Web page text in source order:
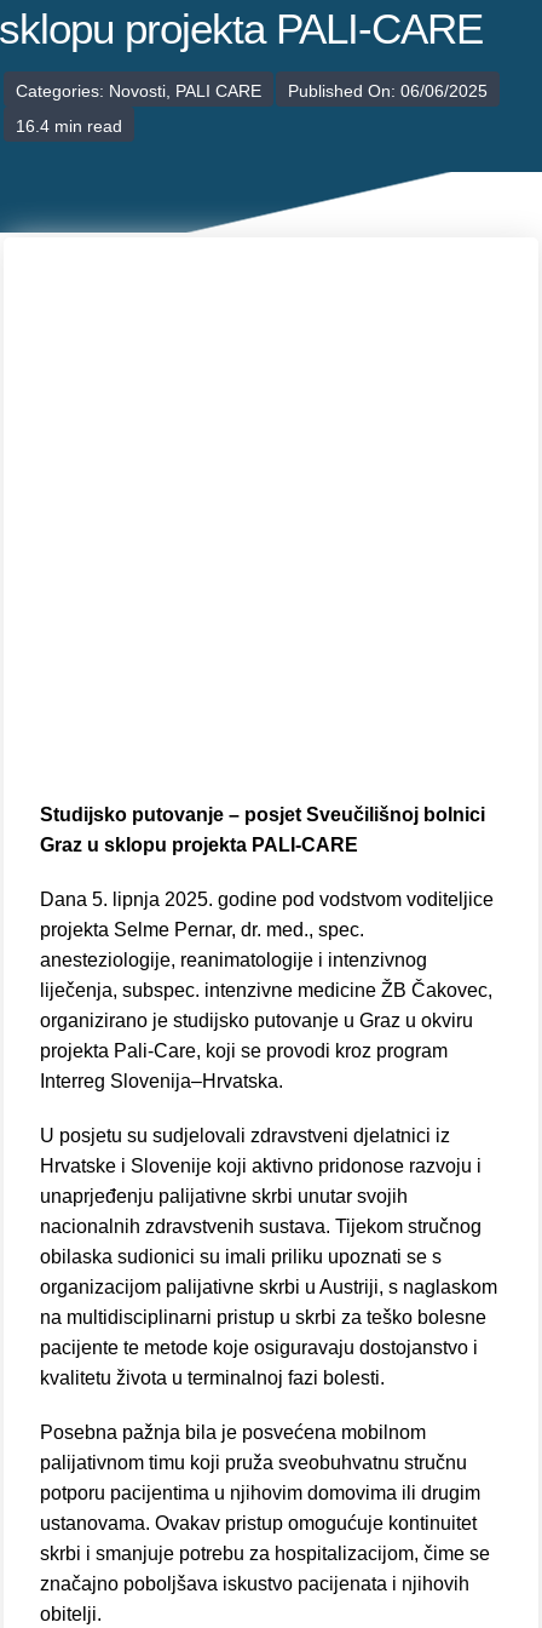
PALIJATIVNA SKRB
JEDINICE NEZDRAVSTVENIH DJELATNOSTI
projekta PALI-CARE
Categories: Novosti, PALI CARE
Published On: 06/06/2025
16.4 min read
Studijsko putovanje – posjet Sveučilišnoj bolnici
Graz u sklopu projekta PALI-CARE
Dana 5. lipnja 2025. godine pod vodstvom voditeljice
projekta Selme Pernar, dr. med., spec.
anesteziologije, reanimatologije i intenzivnog
liječenja, subspec. intenzivne medicine ŽB Čakovec,
organizirano je studijsko putovanje u Graz u okviru
projekta Pali-Care, koji se provodi kroz program
Interreg Slovenija–Hrvatska.
U posjetu su sudjelovali zdravstveni djelatnici iz
Hrvatske i Slovenije koji aktivno pridonose razvoju i
unaprjeđenju palijativne skrbi unutar svojih
nacionalnih zdravstvenih sustava. Tijekom stručnog
obilaska sudionici su imali priliku upoznati se s
organizacijom palijativne skrbi u Austriji, s naglaskom
na multidisciplinarni pristup u skrbi za teško bolesne
pacijente te metode koje osiguravaju dostojanstvo i
kvalitetu života u terminalnoj fazi bolesti.
Posebna pažnja bila je posvećena mobilnom
palijativnom timu koji pruža sveobuhvatnu stručnu
potporu pacijentima u njihovim domovima ili drugim
ustanovama. Ovakav pristup omogućuje kontinuitet
skrbi i smanjuje potrebu za hospitalizacijom, čime se
značajno poboljšava iskustvo pacijenata i njihovih
obitelji.